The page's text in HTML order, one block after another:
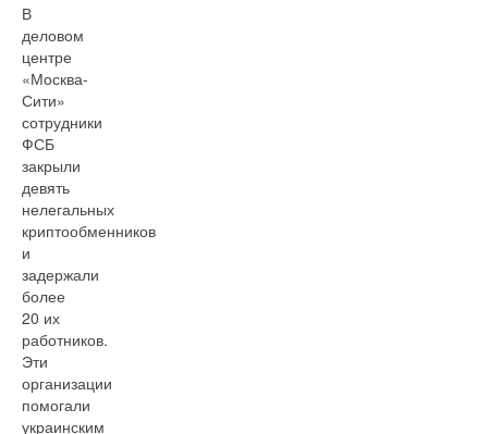
В
деловом
центре
«Москва-
Сити»
сотрудники
ФСБ
закрыли
девять
нелегальных
криптообменников
и
задержали
более
20 их
работников.
Эти
организации
помогали
украинским